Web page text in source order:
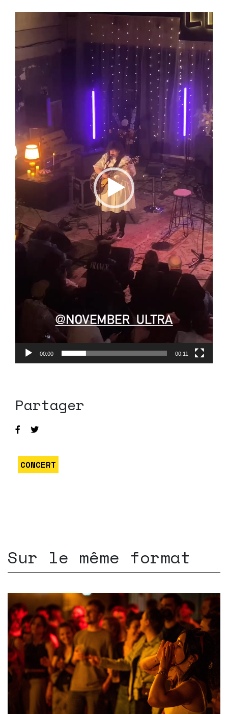
vidéo
00:00 00:11
Partager
CONCERT
Sur le même format